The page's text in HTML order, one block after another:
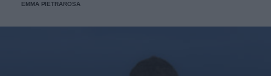
EMMA PIETRAROSA